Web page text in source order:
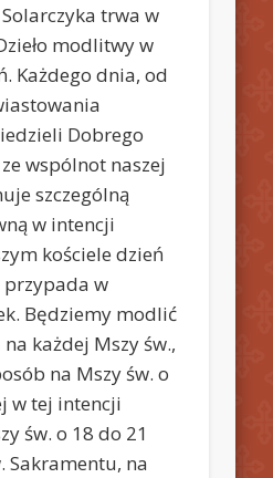
trwa w
modlitwy w
Każdego dnia, od
Dobrego
wspólnot naszej
szczególną
w intencji
kościele dzień
w
Będziemy modlić
każdej Mszy św.,
na Mszy św. o
w tej intencji
św. o 18 do 21
Sakramentu, na